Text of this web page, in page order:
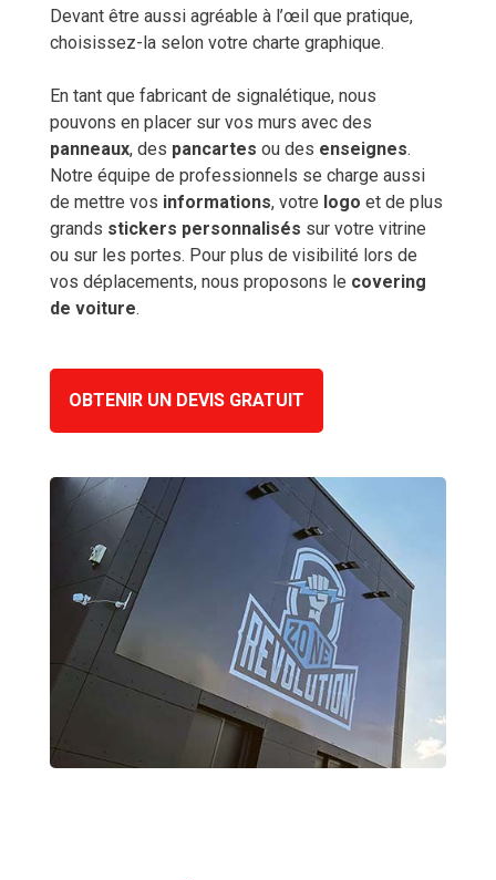
Devant être aussi agréable à l’œil que pratique,
choisissez-la selon votre charte graphique.
En tant que fabricant de signalétique, nous
pouvons en placer sur vos murs avec des
panneaux, des pancartes ou des enseignes.
Notre équipe de professionnels se charge aussi
de mettre vos informations, votre logo et de plus
grands stickers personnalisés sur votre vitrine
ou sur les portes. Pour plus de visibilité lors de
vos déplacements, nous proposons le covering
de voiture.
OBTENIR UN DEVIS GRATUIT